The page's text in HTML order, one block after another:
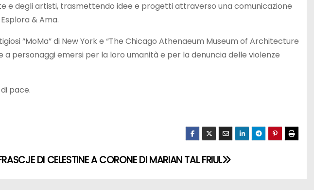
e degli artisti, trasmettendo idee e progetti attraverso una comunicazione
& Ama.
“MoMa” di New York e “The Chicago Athenaeum Museum of Architecture
a personaggi emersi per la loro umanità e per la denuncia delle violenze
pace.
DI CELESTINE A CORONE DI MARIAN TAL FRIUL